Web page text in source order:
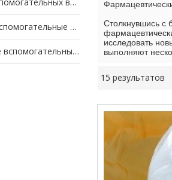
вещества
вещества
Столкнувшись с
исследовать
выполняют
15 результатов